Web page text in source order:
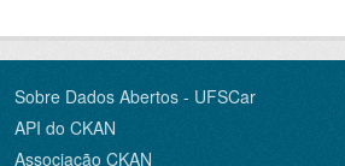
Sobre Dados Abertos - UFSCar
API do CKAN
Associação CKAN